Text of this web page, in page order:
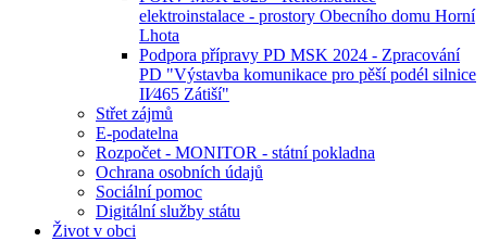
elektroinstalace - prostory Obecního domu Horní
Lhota
Podpora přípravy PD MSK 2024 - Zpracování
PD "Výstavba komunikace pro pěší podél silnice
II⁄465 Zátiší"
Střet zájmů
E-podatelna
Rozpočet - MONITOR - státní pokladna
Ochrana osobních údajů
Sociální pomoc
Digitální služby státu
Život v obci